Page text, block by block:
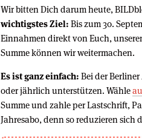
Wir bitten Dich darum heute,
wichtigstes Ziel: Bis zum 30.
Einnahmen direkt von Euch,
Summe können wir weitermachen.
Es ist ganz einfach: Bei der
oder jährlich unterstützen. Wähle
Summe und zahle per Lastschrift,
Jahresabo, denn so reduzieren